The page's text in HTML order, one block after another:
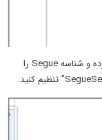
زمانی که نگاشت انجام شد؛ بر روی دایره ارتباط کلیک کرده و شناسه Segue را